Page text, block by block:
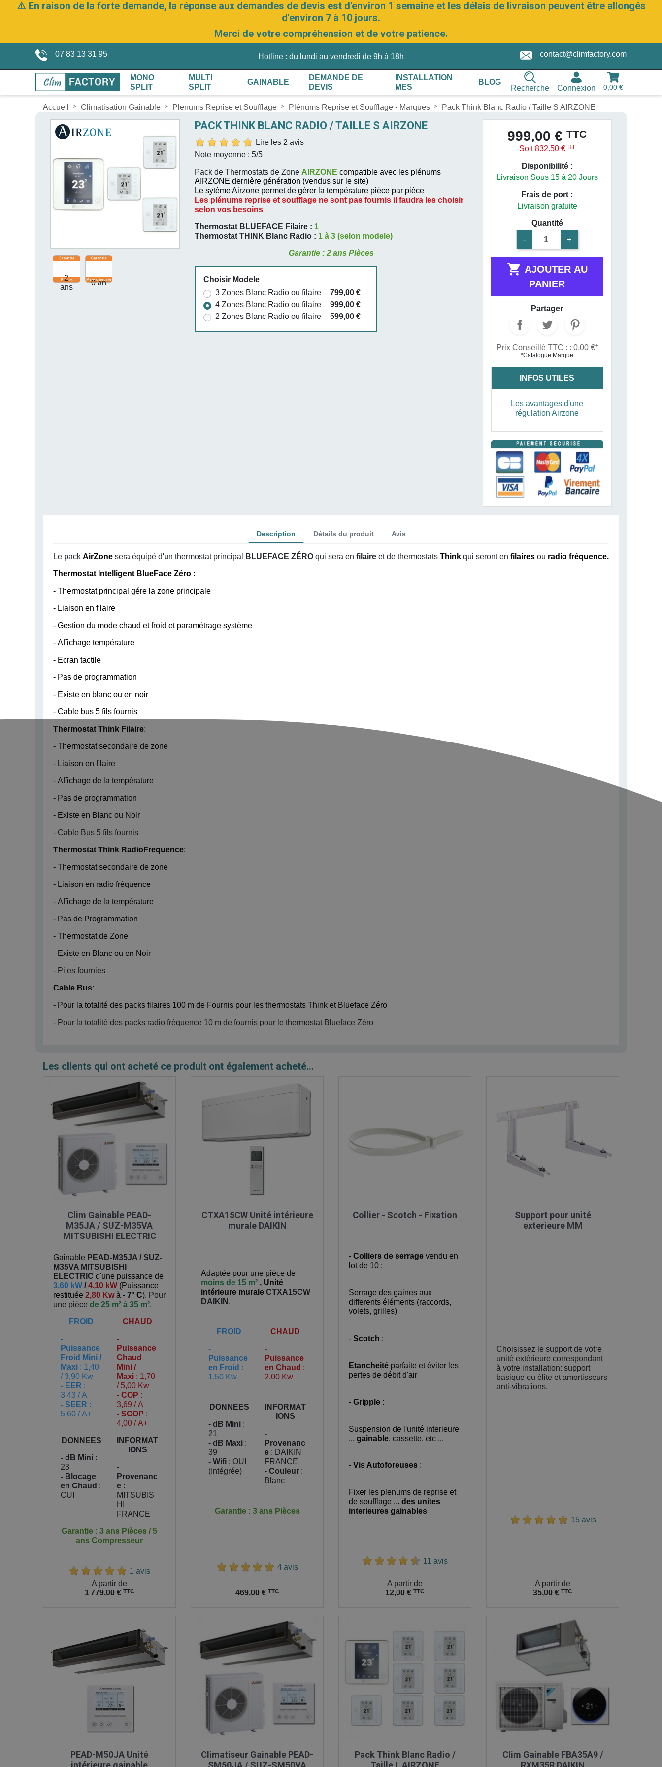
⚠️ En raison de la forte demande, la réponse aux demandes de devis est d'environ 1 semaine et les délais de livraison peuvent être allongés
d'environ 7 à 10 jours.
Merci de votre compréhension et de votre patience.
07 83 13 31 95 Hotline : du lundi au vendredi de 9h à 18h contact@climfactory.com
MONO
SPLIT
MULTI
SPLIT
GAINABLE
DEMANDE DE
DEVIS
INSTALLATION
MES
BLOG
Recherche Connexion 0,00 €
Accueil Climatisation Gainable Plenums Reprise et Soufflage Plénums Reprise et Soufflage - Marques Pack Think Blanc Radio / Taille S AIRZONE
2
ans
0 an
PACK THINK BLANC RADIO / TAILLE S AIRZONE
Lire les 2 avis
Note moyenne : 5/5
Pack de Thermostats de Zone AIRZONE compatible avec les plénums
AIRZONE dernière génération (vendus sur le site)
Le sytème Airzone permet de gérer la température pièce par pièce
Les plénums reprise et soufflage ne sont pas fournis il faudra les choisir
selon vos besoins
Thermostat BLUEFACE Filaire : 1
Thermostat THINK Blanc Radio : 1 à 3 (selon modele)
Garantie : 2 ans Pièces
Choisir Modele
3 Zones Blanc Radio ou filaire
799,00 €
4 Zones Blanc Radio ou filaire
999,00 €
2 Zones Blanc Radio ou filaire
599,00 €
999,00 €TTC
Soit 832.50 € HT
Disponibilité :
Livraison Sous 15 à 20 Jours
Frais de port :
Livraison gratuite
Quantité
-
+

PANIER
Partager
Prix Conseillé TTC : : 0,00 €*
*Catalogue Marque
INFOS UTILES
Les avantages d'une
régulation Airzone
Description Détails du produit Avis
Le pack AirZone sera équipé d'un thermostat principal BLUEFACE ZÉRO qui sera en filaire et de thermostats Think qui seront en filaires ou radio fréquence.
Thermostat Intelligent BlueFace Zéro :
- Thermostat principal gére la zone principale
- Liaison en filaire
- Gestion du mode chaud et froid et paramétrage système
- Affichage température
- Ecran tactile
- Pas de programmation
- Existe en blanc ou en noir
- Cable bus 5 fils fournis
Thermostat Think Filaire:
- Thermostat secondaire de zone
- Liaison en filaire
- Affichage de la température
- Pas de programmation
- Existe en Blanc ou Noir
- Cable Bus 5 fils fournis
Thermostat Think RadioFrequence:
- Thermostat secondaire de zone
- Liaison en radio fréquence
- Affichage de la température
- Pas de Programmation
- Thermostat de Zone
- Existe en Blanc ou en Noir
- Piles fournies
Cable Bus:
- Pour la totalité des packs filaires 100 m de Fournis pour les thermostats Think et Blueface Zéro
- Pour la totalité des packs radio fréquence 10 m de fournis pour le thermostat Blueface Zéro
Les clients qui ont acheté ce produit ont également acheté...
Clim Gainable PEAD-
M35JA / SUZ-M35VA
MITSUBISHI ELECTRIC
Gainable PEAD-M35JA / SUZ-
M35VA MITSUBISHI
ELECTRIC d'une puissance de
3,60 kW /4,10 kW (Puissance
restituée 2,80 Kwà - 7° C). Pour
une pièce de 25 m² à 35 m².
FROID
-
Puissance
Froid Mini /
Maxi : 1,40
/ 3,90 Kw
- EER :
3,43 / A
- SEER :
5,60 / A+
CHAUD
-
Puissance
Chaud
Mini /
Maxi : 1,70
/ 5,00 Kw
- COP :
3,69 / A
- SCOP :
4,00 / A+
DONNEES
- dB Mini :
23
- Blocage
en Chaud :
OUI
INFORMAT
IONS
-
Provenanc
e :
MITSUBIS
HI
FRANCE
Garantie : 3 ans Pièces / 5
ans Compresseur
1 avis
A partir de
1 779,00 € TTC
CTXA15CW Unité intérieure
murale DAIKIN
Adaptée pour une pièce de
moins de 15 m² , Unité
intérieure murale CTXA15CW
DAIKIN .
FROID
-
Puissance
en Froid :
1,50 Kw
CHAUD
-
Puissance
en Chaud :
2,00 Kw
DONNEES
- dB Mini :
21
- dB Maxi :
39
- Wifi : OUI
(Intégrée)
INFORMAT
IONS
-
Provenanc
e : DAIKIN
FRANCE
- Couleur :
Blanc
Garantie : 3 ans Pièces
4 avis
469,00 € TTC
Collier - Scotch - Fixation
- Colliers de serrage vendu en
lot de 10 :
Serrage des gaines aux
differents éléments (raccords,
volets, grilles)
- Scotch :
Etancheité parfaite et éviter les
pertes de débit d'air
- Gripple :
Suspension de l'unité interieure
... gainable, cassette, etc ...
- Vis Autoforeuses :
Fixer les plenums de reprise et
de soufflage ... des unites
interieures gainables
11 avis
A partir de
12,00 € TTC
Support pour unité
exterieure MM
Choisissez le support de votre
unité extérieure correspondant
à votre installation: support
basique ou élite et amortisseurs
anti-vibrations.
15 avis
A partir de
35,00 € TTC
PEAD-M50JA Unité
intérieure gainable
Climatiseur Gainable PEAD-
SM50JA / SUZ-SM50VA
Pack Think Blanc Radio /
Taille L AIRZONE
Clim Gainable FBA35A9 /
RXM35R DAIKIN